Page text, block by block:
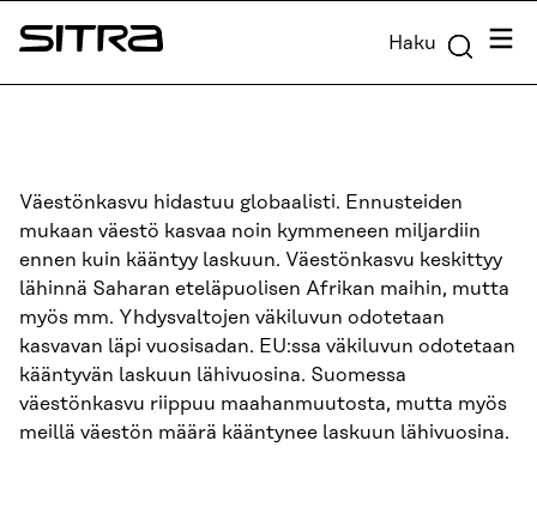
Siirry
suoraan
Sitra Haku
Väestönkasvu hidastuu globaalisti. Ennusteiden
mukaan väestö kasvaa noin kymmeneen miljardiin
ennen kuin kääntyy laskuun. Väestönkasvu keskittyy
lähinnä Saharan eteläpuolisen Afrikan maihin, mutta
myös mm. Yhdysvaltojen väkiluvun odotetaan
kasvavan läpi vuosisadan. EU:ssa väkiluvun odotetaan
kääntyvän laskuun lähivuosina. Suomessa
väestönkasvu riippuu maahanmuutosta, mutta myös
meillä väestön määrä kääntynee laskuun lähivuosina.